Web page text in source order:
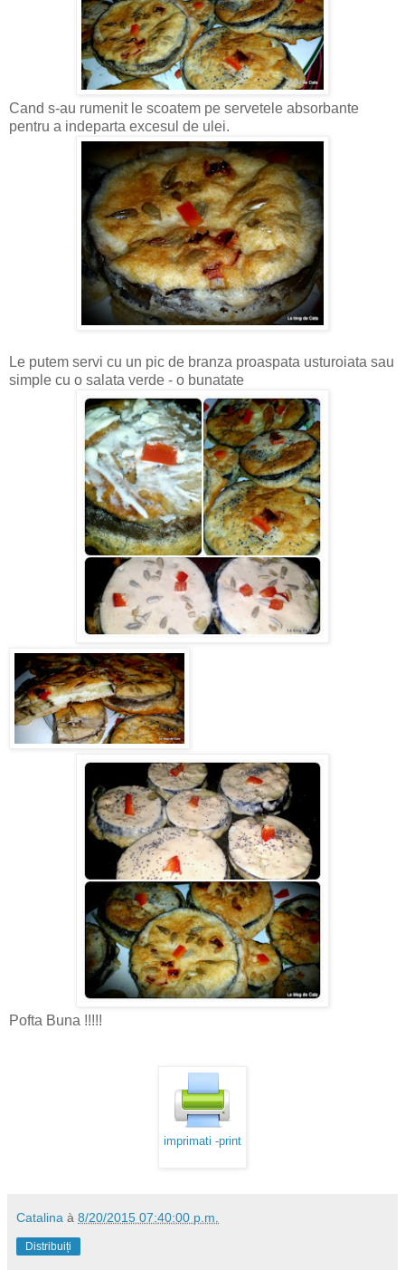
Cand s-au rumenit le scoatem pe servetele absorbante
pentru a indeparta excesul de ulei.
Le putem servi cu un pic de branza proaspata usturoiata sau
simple cu o salata verde - o bunatate
Pofta Buna !!!!!
imprimati -print
Catalina à 8/20/2015 07:40:00 p.m.
Distribuiți